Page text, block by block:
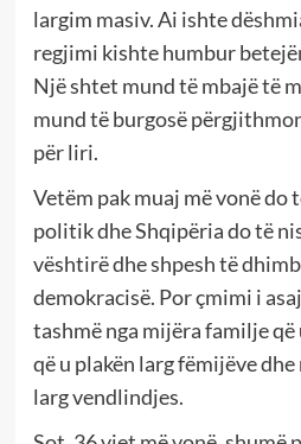
largim masiv. Ai ishte
regjimi kishte humbur
Një shtet mund të mbajë të
mund të burgosë
për liri.
Vetëm pak muaj më vonë
politik dhe Shqipëria do të
vështirë dhe shpesh të
demokracisë. Por çmimi i
tashmë nga mijëra familje që
që u plakën larg fëmijëve
larg vendlindjes.